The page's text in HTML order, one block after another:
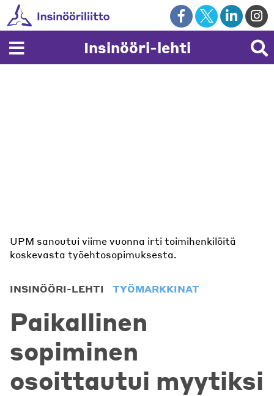
Skip
to
content
Insinööri-lehti
UPM sanoutui viime vuonna irti toimihenkilöitä
koskevasta työehtosopimuksesta.
INSINÖÖRI-LEHTI TYÖMARKKINAT
Paikallinen
sopiminen
osoittautui myytiksi